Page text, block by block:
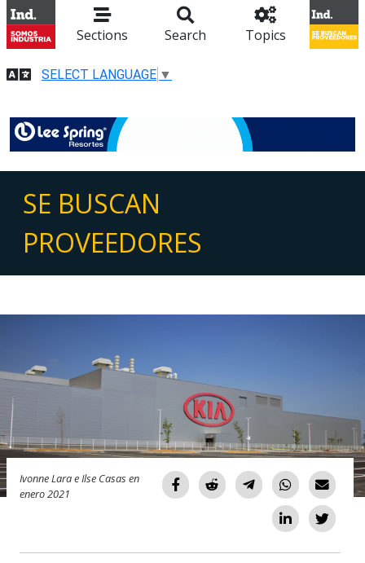
Sections Search Topics
SELECT LANGUAGE ▼
SE BUSCAN
PROVEEDORES
Ivonne Lara e Ilse Casas en
enero 2021